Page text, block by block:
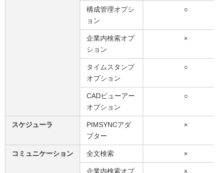
構成管理オプシ
ョン
○
企業内検索オプ
ション
×
タイムスタンプ
オプション
○
CADビューアー
オプション
○
スケジューラ
PIMSYNCアダ
プター
×
コミュニケーション 全文検索 ×
企業内検索オプ ×